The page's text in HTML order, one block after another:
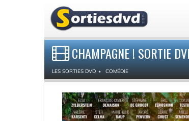
CHAMPAGNE ! SORTIE
LES SORTIES DVD COMÉDIE